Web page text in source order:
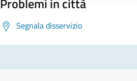
Segnala disservizio